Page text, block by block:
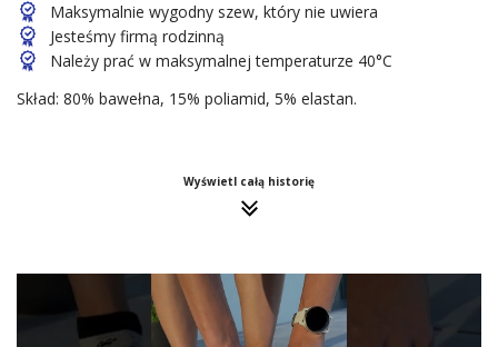
Maksymalnie wygodny szew, który nie uwiera
Jesteśmy firmą rodzinną
Należy prać w maksymalnej temperaturze 40°C
Skład: 80% bawełna, 15% poliamid, 5% elastan.
Wyświetl całą historię